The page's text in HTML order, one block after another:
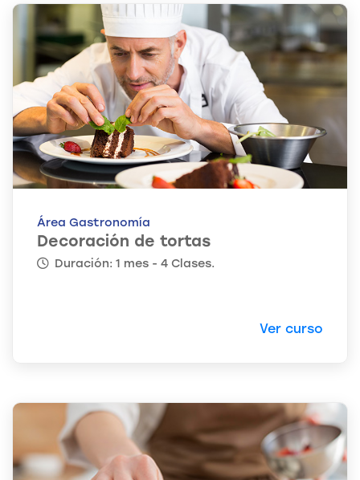
Área Gastronomía
Decoración de tortas
Duración: 1 mes - 4 Clases.
Ver curso